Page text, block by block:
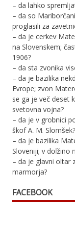
– da lahko
– da so
proglasili za
– da je cerkev
na Slovenskem;
1906?
– da sta zvonika
– da je bazilika
Evrope; zvon
se ga je več deset
svetovna vojna?
– da je v grobnici
škof A. M. Slomšek?
– da je bazilika
Sloveniji; v dolžino
– da je glavni oltar
marmorja?
FACEBOOK